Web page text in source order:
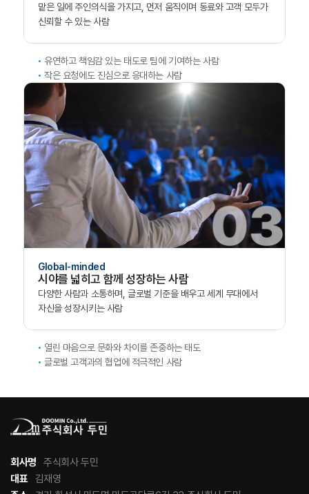
맡은 일에 주인의식을 가지고, 먼저 움직이며 동료와 고객 모두가
신뢰할 수 있는 사람
유연하고 책임감 있는 태도로 팀에 기여하는 사람
작은 요청에도 진심으로 응대하는 사람
Global-minded
시야를 넓히고 함께 성장하는 사람
다양한 사람과 소통하며, 글로벌 기준을 배우고세계 무대에서
자신을 성장시키는 사람
열린 마음으로 문화와 차이를 존중하는 태도
글로벌 고객과의 협업에 적극적인 사람
회사명
주식회사 두민
대표
김재영